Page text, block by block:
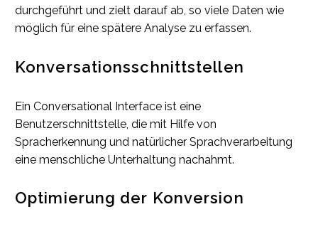
durchgeführt und zielt darauf ab, so viele Daten wie
möglich für eine spätere Analyse zu erfassen.
Konversationsschnittstellen
Ein Conversational Interface ist eine
Benutzerschnittstelle, die mit Hilfe von
Spracherkennung und natürlicher Sprachverarbeitung
eine menschliche Unterhaltung nachahmt.
Optimierung der Konversion